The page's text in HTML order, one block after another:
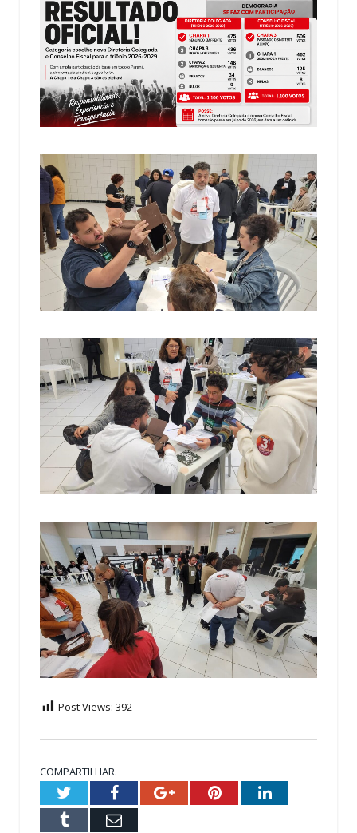
Post Views: 392
COMPARTILHAR.
TwitterFacebookGoogle+PinterestLinkedIn
Tumblr Email